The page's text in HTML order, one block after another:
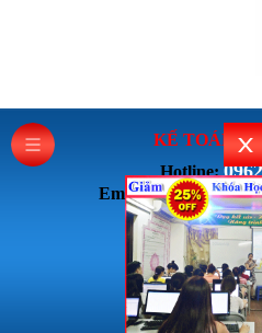
KẾ TOÁN
Hotline:
Email: